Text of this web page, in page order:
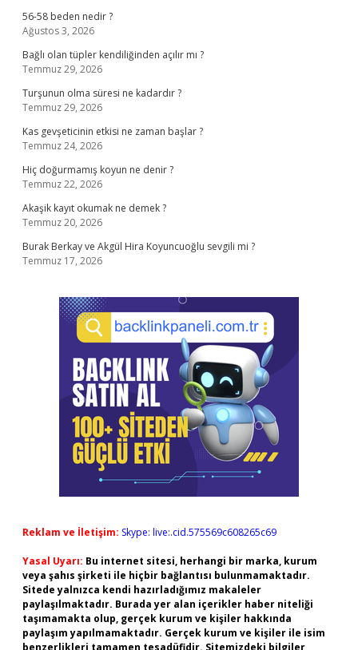
56-58 beden nedir ?
Ağustos 3, 2026
Bağlı olan tüpler kendiliğinden açılır mı ?
Temmuz 29, 2026
Turşunun olma süresi ne kadardır ?
Temmuz 29, 2026
Kas gevşeticinin etkisi ne zaman başlar ?
Temmuz 24, 2026
Hiç doğurmamış koyun ne denir ?
Temmuz 22, 2026
Akaşik kayıt okumak ne demek ?
Temmuz 20, 2026
Burak Berkay ve Akgül Hira Koyuncuoğlu sevgili mi ?
Temmuz 17, 2026
Reklam ve İletişim: Skype: live:.cid.575569c608265c69
Yasal Uyarı: Bu internet sitesi, herhangi bir marka, kurum
veya şahıs şirketi ile hiçbir bağlantısı bulunmamaktadır.
Sitede yalnızca kendi hazırladığımız makaleler
paylaşılmaktadır. Burada yer alan içerikler haber niteliği
taşımamakta olup, gerçek kurum ve kişiler hakkında
paylaşım yapılmamaktadır. Gerçek kurum ve kişiler ile isim
benzerlikleri tamamen tesadüfidir. Sitemizdeki bilgiler